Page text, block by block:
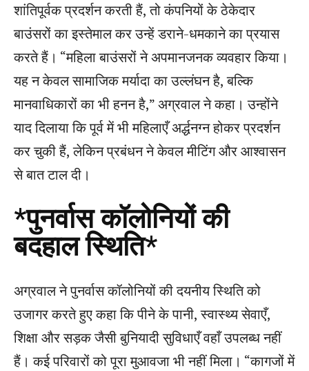
शांतिपूर्वक प्रदर्शन करती हैं, तो कंपनियों के ठेकेदार
बाउंसरों का इस्तेमाल कर उन्हें डराने-धमकाने का प्रयास
करते हैं। “महिला बाउंसरों ने अपमानजनक व्यवहार किया।
यह न केवल सामाजिक मर्यादा का उल्लंघन है, बल्कि
मानवाधिकारों का भी हनन है,” अग्रवाल ने कहा। उन्होंने
याद दिलाया कि पूर्व में भी महिलाएँ अर्द्धनग्न होकर प्रदर्शन
कर चुकी हैं, लेकिन प्रबंधन ने केवल मीटिंग और आश्वासन
से बात टाल दी।
*पुनर्वास कॉलोनियों की
बदहाल स्थिति*
अग्रवाल ने पुनर्वास कॉलोनियों की दयनीय स्थिति को
उजागर करते हुए कहा कि पीने के पानी, स्वास्थ्य सेवाएँ,
शिक्षा और सड़क जैसी बुनियादी सुविधाएँ वहाँ उपलब्ध नहीं
हैं। कई परिवारों को पूरा मुआवजा भी नहीं मिला। “कागजों में